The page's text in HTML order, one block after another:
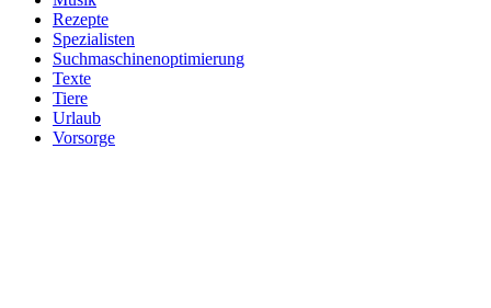
Rezepte
Spezialisten
Suchmaschinenoptimierung
Texte
Tiere
Urlaub
Vorsorge